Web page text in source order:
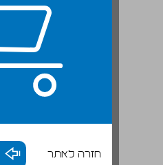
חזרה לאתר